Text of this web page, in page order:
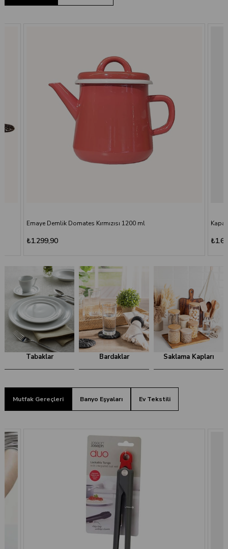
Emaye Demlik Domates Kırmızısı 1200 ml
₺1.299,90
The Mia Jardin Ferforje Oval Servis 3'lü Derin 17 cm
Tabaklar Bardaklar Saklama Kapları
Mutfak Gereçleri Banyo Eşyaları Ev Tekstili